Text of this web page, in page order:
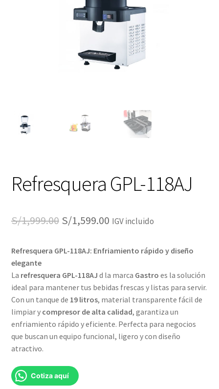
Refresquera GPL-118AJ
S/1,999.00 El
original
era:
S/1,999.00.
S/1,599.00El
actual
es:
S/1,599.00.
IGV incluido
Refresquera GPL-118AJ: Enfriamiento rápido y diseño
elegante
La refresquera GPL-118AJ d la marca Gastro es la solución
ideal para mantener tus bebidas frescas y listas para servir.
Con un tanque de 19 litros, material transparente fácil de
limpiar y compresor de alta calidad, garantiza un
enfriamiento rápido y eficiente. Perfecta para negocios
que buscan un equipo funcional, ligero y con diseño
atractivo.
Cotiza aquí